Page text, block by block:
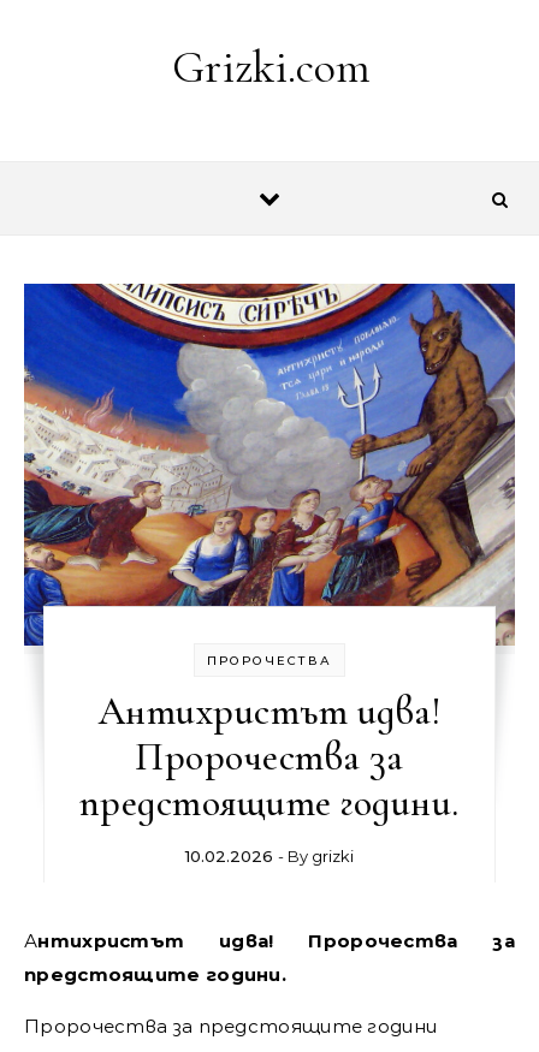
Grizki.com
ПРОРОЧЕСТВА
Антихристът идва!
Пророчества за
предстоящите години.
10.02.2026 - By grizki
Антихристът идва! Пророчества за
предстоящите години.
Пророчества за предстоящите години